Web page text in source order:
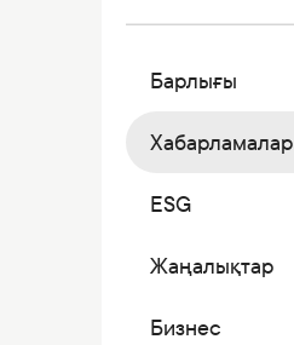
Kaspi QR
Барлығы
Хабарламалар
ESG
Жаңалықтар
Бизнес